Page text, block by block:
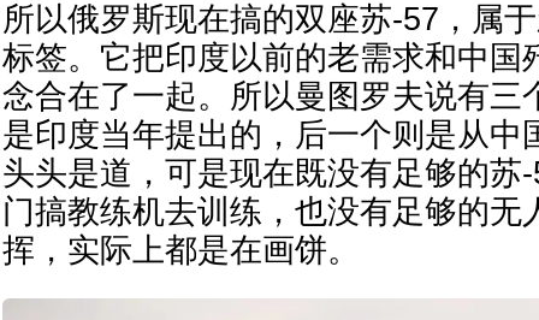
所以俄罗斯现在搞的双座苏-57，属
标签。它把印度以前的老需求和中国
念合在了一起。所以曼图罗夫说有三
是印度当年提出的，后一个则是从中
头头是道，可是现在既没有足够的苏
门搞教练机去训练，也没有足够的无
挥，实际上都是在画饼。